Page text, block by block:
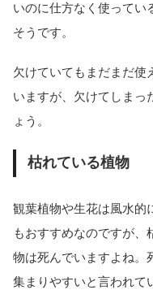
いのに仕方なく使って
そうです。
欠けていてもまだまだ使
いますが、欠けてしまっ
ょう。
枯れている植物
観葉植物や生花は風水的
もおすすめなのですが
物は死んでいますよね。
集まりやすいと言われて